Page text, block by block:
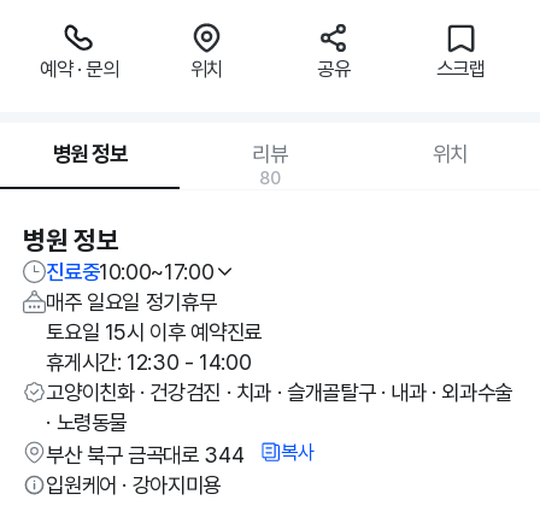
예약 · 문의 위치 공유 스크랩
병원 정보 리뷰
80
위치
병원 정보
진료중10:00~17:00
매주 일요일 정기휴무
토요일 15시 이후 예약진료
휴게시간: 12:30 - 14:00
고양이친화 · 건강검진 · 치과 · 슬개골탈구 · 내과 · 외과수술
· 노령동물
부산 북구 금곡대로 344
복사
입원케어 · 강아지미용